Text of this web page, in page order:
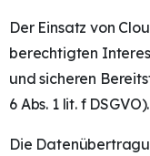
Der Einsatz von
berechtigten
und sicheren
6 Abs. 1 lit. f DSGVO).
Die